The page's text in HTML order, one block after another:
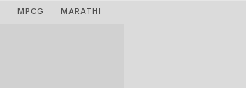
MPCG MARATHI